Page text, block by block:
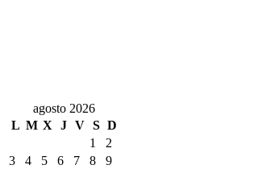
agosto 2026
L M X J V S D
1
2
3
4 5 6 7 8
9